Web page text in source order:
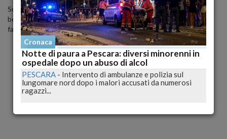
Su instagram sono presenti anche tante foto con il giovane e
bellissimo compagno e del bambiono avuto da lui un anno e mezzo
fa, bellissimo anche quest'ultimo!
Cronaca
Notte di paura a Pescara: diversi minorenni in
ospedale dopo un abuso di alcol
PESCARA - Intervento di ambulanze e polizia sul
lungomare nord dopo i malori accusati da numerosi
ragazzi...